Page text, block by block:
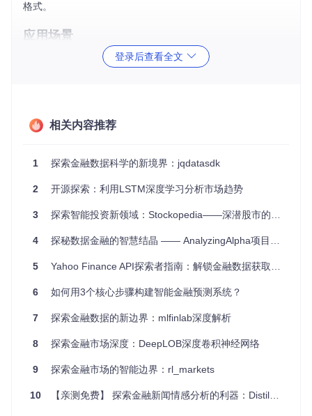
格式。
应用场景
金融研究：对于那些试图深入研究外汇市场的分析师或个人
教学与学术研究：教育机构或研究人员在进行金融市场教学
和研究时，也会发现Duka是一个宝贵的工具。
项目特点
包含交易量的tick级别数据
输出CSV文件格式，易于处理
多线程支持，加快下载速度
广泛的交易品种选择
用户友好的命令行接口
提供进度估算
使用
pip即可轻松安装：
运行示例：
登录后查看全文
相关内容推荐
1 探索金融数据科学的新境界：jqdatasdk
2 开源探索：利用LSTM深度学习分析市场趋势
3 探索智能投资新领域：Stockopedia——深潜股市的智慧钥匙
4 探秘数据金融的智慧结晶 —— AnalyzingAlpha项目解析与推荐
5 Yahoo Finance API探索者指南：解锁金融数据获取的新路径
6 如何用3个核心步骤构建智能金融预测系统？
7 探索金融数据的新边界：mlfinlab深度解析
8 探索金融市场深度：DeepLOB深度卷积神经网络
9 探索金融市场的智能边界：rl_markets
10 【亲测免费】 探索金融新闻情感分析的利器：DistilRoberta-financial-sentiment模型